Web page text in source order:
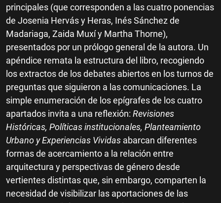
principales (que corresponden a las cuatro ponencias
de Josenia Hervás y Heras, Inés Sánchez de
Madariaga, Zaida Muxí y Martha Thorne),
presentados por un prólogo general de la autora. Un
apéndice remata la estructura del libro, recogiendo
los extractos de los debates abiertos en los turnos de
preguntas que siguieron a las comunicaciones. La
simple enumeración de los epígrafes de los cuatro
apartados invita a una reflexión: Revisiones
Históricas, Políticas institucionales, Planteamiento
Urbano y Experiencias Vividas abarcan diferentes
formas de acercamiento a la relación entre
arquitectura y perspectivas de género desde
vertientes distintas que, sin embargo, comparten la
necesidad de visibilizar las aportaciones de las